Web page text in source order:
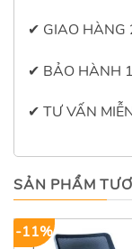
✔ GIAO HÀNG
✔ BẢO HÀNH
✔ TƯ VẤN
SẢN PHẨM
-11%